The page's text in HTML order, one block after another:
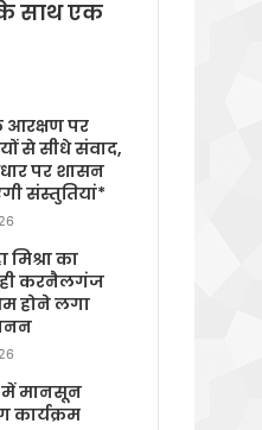
साथ एक
आरक्षण पर
से सीधे संवाद,
पर शासन
संस्तुतियां*
का
ही करनैलगंज
होने लगा
मानसून
कार्यक्रम